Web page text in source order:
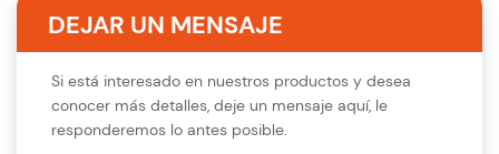
DEJAR UN MENSAJE
Si está interesado en nuestros productos y desea
conocer más detalles, deje un mensaje aquí, le
responderemos lo antes posible.